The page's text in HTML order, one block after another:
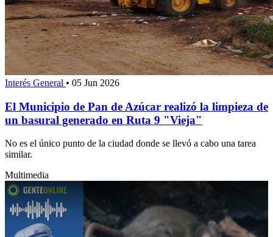
Interés General • 05 Jun 2026
El Municipio de Pan de Azúcar realizó la limpieza de
un basural generado en Ruta 9 "Vieja"
No es el único punto de la ciudad donde se llevó a cabo una tarea
similar.
Multimedia